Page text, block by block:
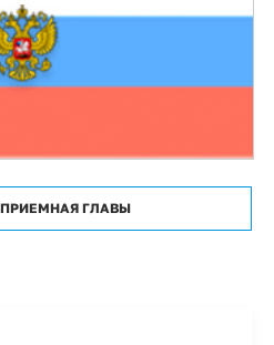
ГЛАВЫ